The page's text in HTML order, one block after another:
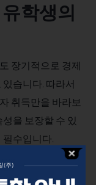
학생의
장기적으로 경제
습니다. 따라서
취득만을 바라보
을 보장할 수 있
수입니다.